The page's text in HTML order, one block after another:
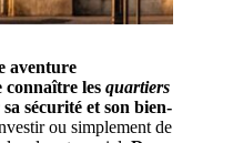
aventure
connaître les quartiers
sécurité et son bien-
ou simplement de